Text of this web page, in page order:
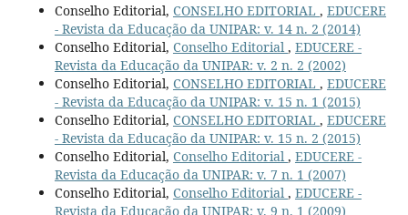
Conselho Editorial, CONSELHO EDITORIAL , EDUCERE
- Revista da Educação da UNIPAR: v. 14 n. 2 (2014)
Conselho Editorial, Conselho Editorial , EDUCERE -
Revista da Educação da UNIPAR: v. 2 n. 2 (2002)
Conselho Editorial, CONSELHO EDITORIAL , EDUCERE
- Revista da Educação da UNIPAR: v. 15 n. 1 (2015)
Conselho Editorial, CONSELHO EDITORIAL , EDUCERE
- Revista da Educação da UNIPAR: v. 15 n. 2 (2015)
Conselho Editorial, Conselho Editorial , EDUCERE -
Revista da Educação da UNIPAR: v. 7 n. 1 (2007)
Conselho Editorial, Conselho Editorial , EDUCERE -
Revista da Educação da UNIPAR: v. 9 n. 1 (2009)